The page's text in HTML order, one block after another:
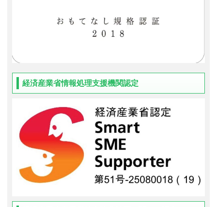
経済産業省情報処理支援機関認定